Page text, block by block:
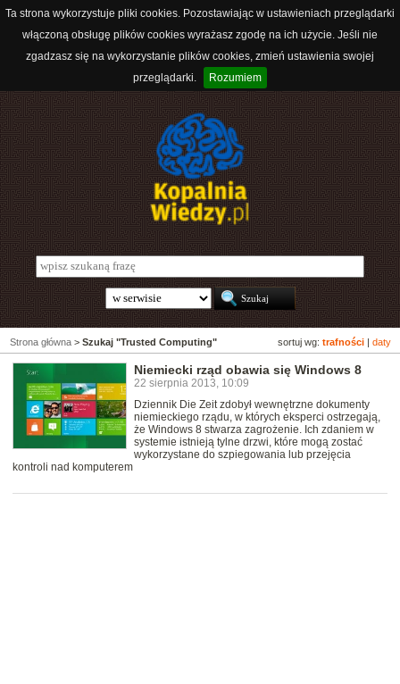
Ta strona wykorzystuje pliki cookies. Pozostawiając w ustawieniach przeglądarki
włączoną obsługę plików cookies wyrażasz zgodę na ich użycie. Jeśli nie
zgadzasz się na wykorzystanie plików cookies, zmień ustawienia swojej
przeglądarki.
Rozumiem
sortuj wg: trafności daty
Strona główna > Szukaj "Trusted Computing"
Niemiecki rząd obawia się Windows 8
22 sierpnia 2013, 10:09
Dziennik Die Zeit zdobył wewnętrzne dokumenty
niemieckiego rządu, w których eksperci ostrzegają,
że Windows 8 stwarza zagrożenie. Ich zdaniem w
systemie istnieją tylne drzwi, które mogą zostać
wykorzystane do szpiegowania lub przejęcia
kontroli nad komputerem